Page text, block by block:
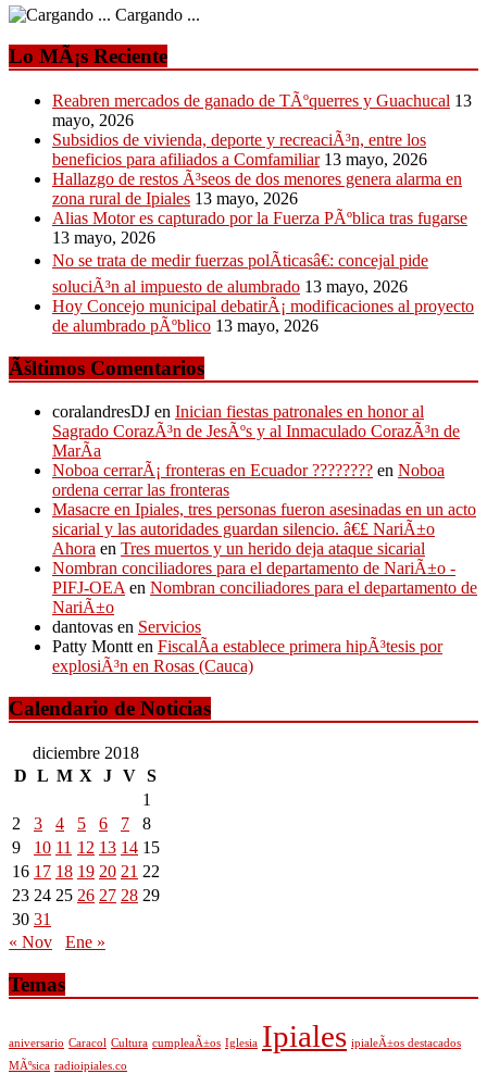
Cargando ...
Lo MÃ¡s Reciente
Reabren mercados de ganado de TÃºquerres y Guachucal 13
mayo, 2026
Subsidios de vivienda, deporte y recreaciÃ³n, entre los
beneficios para afiliados a Comfamiliar 13 mayo, 2026
Hallazgo de restos Ã³seos de dos menores genera alarma en
zona rural de Ipiales 13 mayo, 2026
Alias Motor es capturado por la Fuerza PÃºblica tras fugarse
13 mayo, 2026
No se trata de medir fuerzas polÃ­ticasâ€: concejal pide
soluciÃ³n al impuesto de alumbrado 13 mayo, 2026
Hoy Concejo municipal debatirÃ¡ modificaciones al proyecto
de alumbrado pÃºblico 13 mayo, 2026
Ãšltimos Comentarios
coralandresDJ en Inician fiestas patronales en honor al
Sagrado CorazÃ³n de JesÃºs y al Inmaculado CorazÃ³n de
MarÃ­a
Noboa cerrarÃ¡ fronteras en Ecuador ???????? en Noboa
ordena cerrar las fronteras
Masacre en Ipiales, tres personas fueron asesinadas en un acto
sicarial y las autoridades guardan silencio. â€£ NariÃ±o
Ahora en Tres muertos y un herido deja ataque sicarial
Nombran conciliadores para el departamento de NariÃ±o -
PIFJ-OEAen Nombran conciliadores para el departamento de
NariÃ±o
dantovas en Servicios
Patty Montten FiscalÃ­a establece primera hipÃ³tesis por
explosiÃ³n en Rosas (Cauca)
Calendario de Noticias
diciembre 2018
D L M X J V S
1
2
3 4 5 6 7
8
9
10 11 12 13 14 15
16 17 18 19 20 21 22
23 24 25 26 27 28 29
30 31
« Nov
Ene »
Temas
aniversario Caracol Cultura cumpleaÃ±os Iglesia Ipiales ipialeÃ±os destacados
MÃºsica radioipiales.co